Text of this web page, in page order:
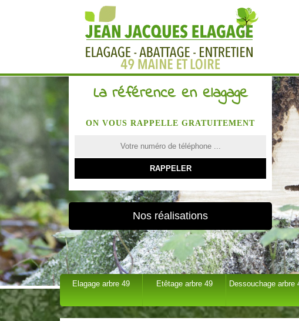
La référence en elagage
ON VOUS RAPPELLE GRATUITEMENT
Nos réalisations
Elagage arbre 49 Etêtage arbre 49 Dessouchage arbre